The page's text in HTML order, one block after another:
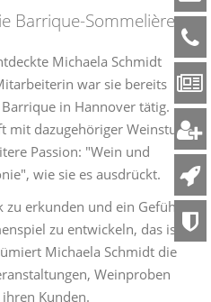
Barrique-Sommelière
Michaela Schmidt
war sie bereits
in Hannover tätig.
mit dazugehöriger Weinstube
Passion: "Wein und
wie sie es ausdrückt.
zu erkunden und ein Gefühl
zu entwickeln, das ist
Michaela Schmidt die
Weinproben
Kunden.